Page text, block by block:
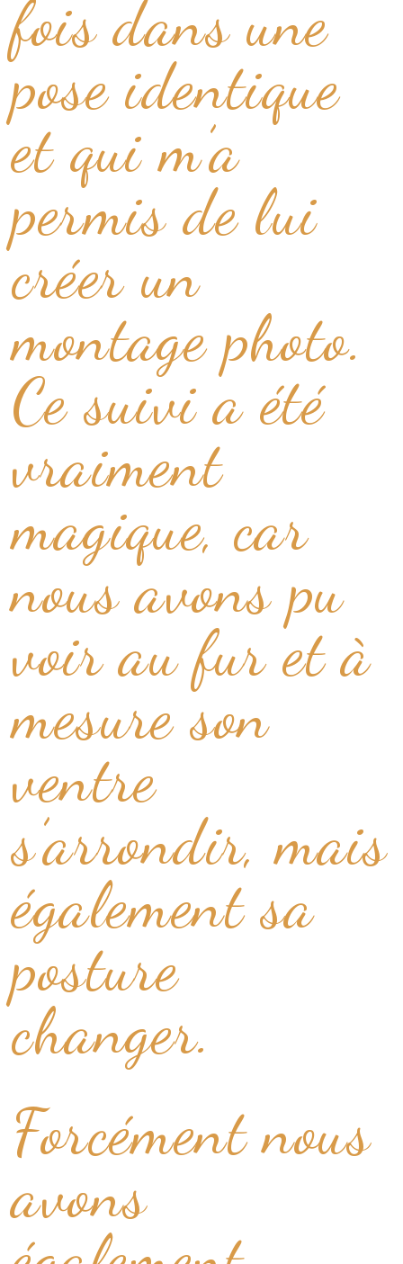
fois dans une
pose identique
et qui m’a
permis de lui
créer un
montage photo.
Ce suivi a été
vraiment
magique, car
nous avons pu
voir au fur et à
mesure son
ventre
s’arrondir, mais
également sa
posture
changer.
Forcément nous
avons